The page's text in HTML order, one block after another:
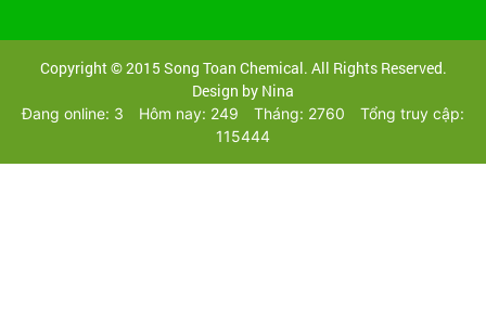
Copyright © 2015 Song Toan Chemical. All Rights Reserved.
Design by Nina
Đang online: 3 Hôm nay: 249 Tháng: 2760
Tổng truy cập:
115444